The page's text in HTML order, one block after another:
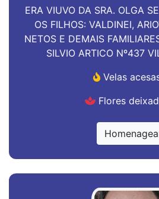
ERA VIUVO DA SRA. OLGA
OS FILHOS: VALDINEI,
NETOS E DEMAIS
SILVIO ARTICO Nº437
Velas
Flores